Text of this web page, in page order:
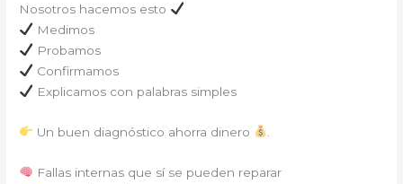
Nosotros hacemos esto
Medimos
Probamos
Confirmamos
Explicamos con palabras simples
Un buen diagnóstico ahorra dinero
Fallas internas que sí se pueden reparar